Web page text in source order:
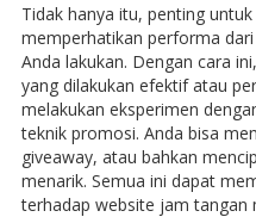
Tidak hanya itu, penting
memperhatikan performa
Anda lakukan. Dengan cara
yang dilakukan efektif atau
melakukan eksperimen
teknik promosi. Anda bisa
giveaway, atau bahkan
menarik. Semua ini dapat
terhadap website jam tangan